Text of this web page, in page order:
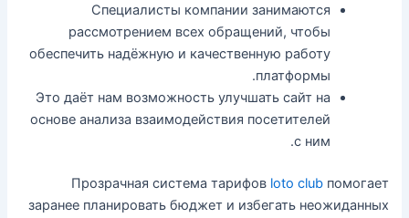
Специалисты компании занимаются
рассмотрением всех обращений, чтобы
обеспечить надёжную и качественную работу
платформы.
Это даёт нам возможность улучшать сайт на
основе анализа взаимодействия посетителей
с ним.
Прозрачная система тарифов loto clubпомогает
заранее планировать бюджет и избегать неожиданных